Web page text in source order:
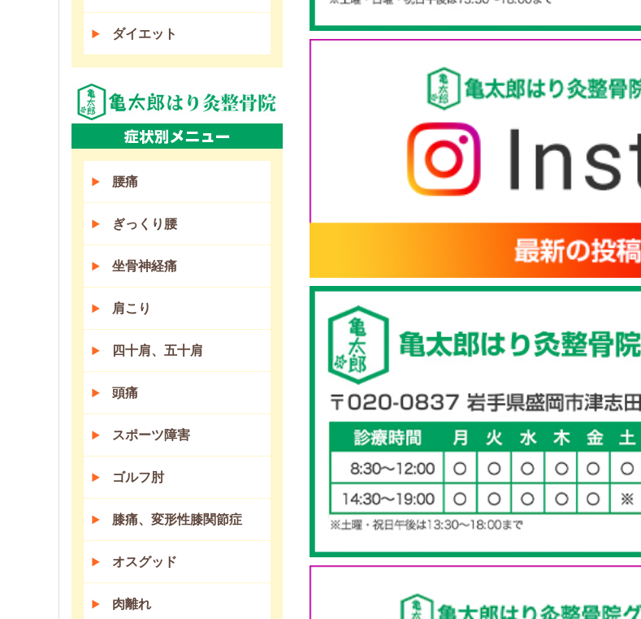
ダイエット
腰痛
ぎっくり腰
坐骨神経痛
肩こり
四十肩、五十肩
頭痛
スポーツ障害
ゴルフ肘
膝痛、変形性膝関節症
オスグッド
肉離れ